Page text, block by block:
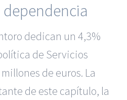
dedican un 4,3%
de Servicios
de euros. La
de este capítulo, la